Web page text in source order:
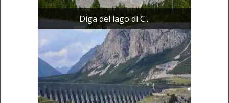
Diga del lago di C...